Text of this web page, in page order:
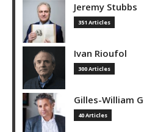
Jeremy Stubbs
351 Articles
Ivan Rioufol
300 Articles
Gilles-William
40 Articles